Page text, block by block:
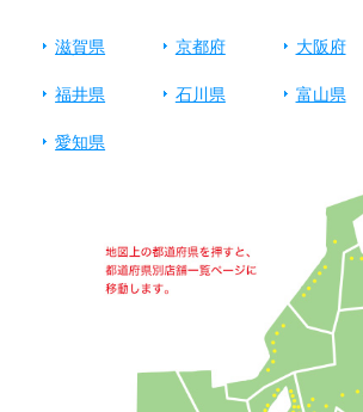
滋賀県 京都府 大阪府
福井県
石川県 富山県
愛知県